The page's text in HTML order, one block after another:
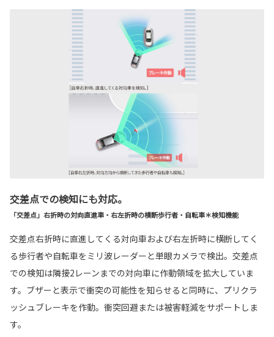
交差点での検知にも対応。
「交差点」右折時の対向直進車・右左折時の横断歩行者・自転車＊検知機能
交差点右折時に直進してくる対向車および右左折時に横断してく
る歩行者や自転車をミリ波レーダーと単眼カメラで検出。交差点
での検知は隣接2レーンまでの対向車に作動領域を拡大していま
す。ブザーと表示で衝突の可能性を知らせると同時に、プリクラ
ッシュブレーキを作動。衝突回避または被害軽減をサポートしま
す。